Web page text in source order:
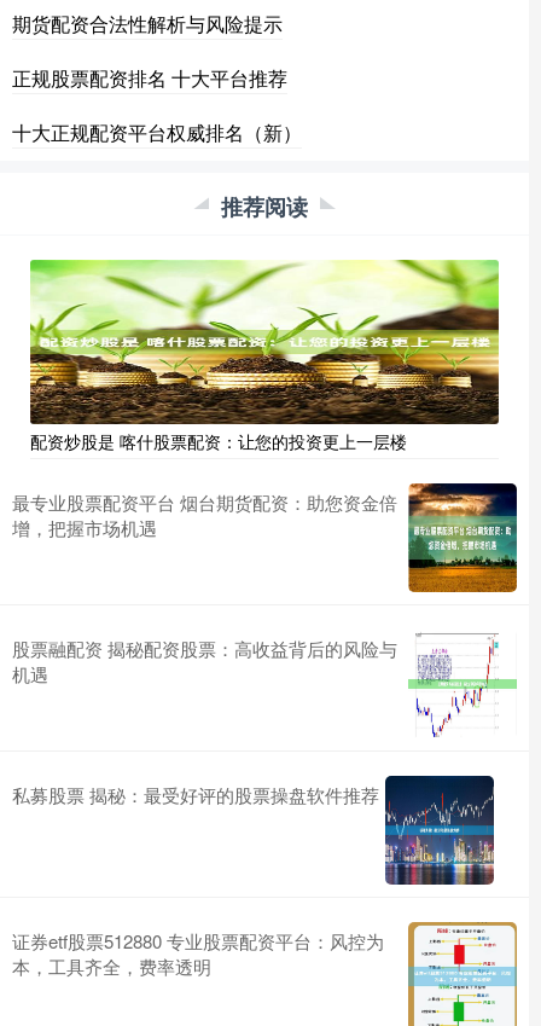
期货配资合法性解析与风险提示
正规股票配资排名 十大平台推荐
十大正规配资平台权威排名（新）
推荐阅读
配资炒股是 喀什股票配资：让您的投资更上一层楼
最专业股票配资平台 烟台期货配资：助您资金倍
增，把握市场机遇
股票融配资 揭秘配资股票：高收益背后的风险与
机遇
私募股票 揭秘：最受好评的股票操盘软件推荐
证券etf股票512880 专业股票配资平台：风控为
本，工具齐全，费率透明